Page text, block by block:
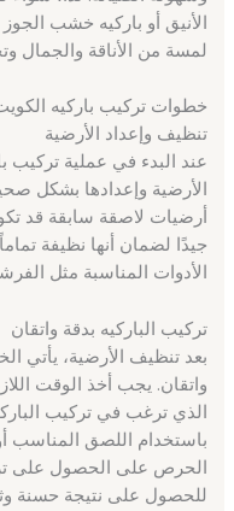
الأنيق أو باركيه خشب
لمسة من الأناقة والجمال
خطوات تركيب باركيه
تنظيف وإعداد الأرضية
عند البدء في عملية تركيب
الأرضية وإعدادها بشكل
أرضيات لاصقة سابقة قد
جيدًا لضمان أنها نظيفة
الأدوات المناسبة مثل
تركيب الباركيه بدقة واتقان
بعد تنظيف الأرضية، يأتي
واتقان. يجب أخذ الوقت
الذي ترغب في تركيب
باستخدام اللصق المناسب
الحرص على الحصول على
للحصول على نتيجة حسنة